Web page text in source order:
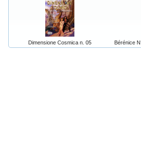
Dimensione Cosmica n. 05 Bérénice